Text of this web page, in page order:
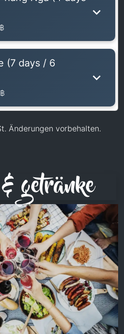
(7 days / 6
Änderungen vorbehalten.
getränke